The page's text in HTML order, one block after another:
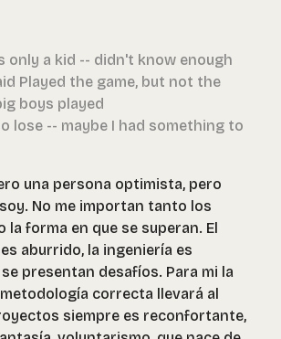
only a kid -- didn't know enough
Played the game, but not the
boys played
lose -- maybe I had something to
una persona optimista, pero
No me importan tanto los
la forma en que se superan. El
aburrido, la ingeniería es
presentan desafíos. Para mi la
correcta llevará al
siempre es reconfortante,